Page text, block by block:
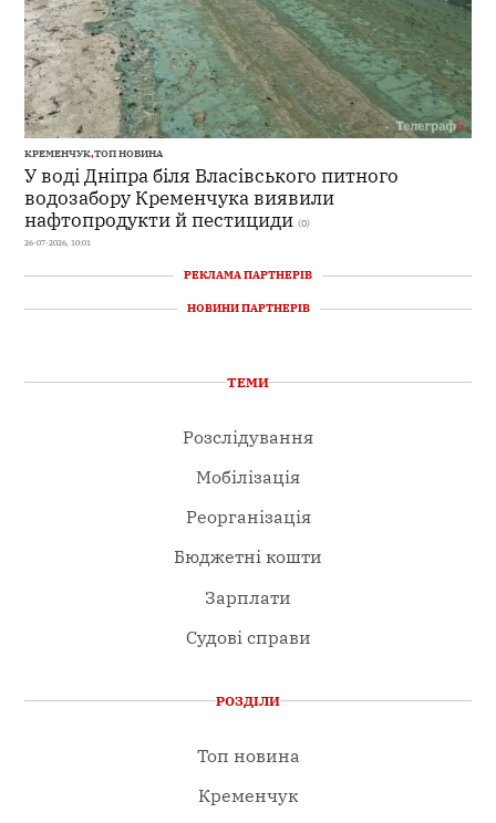
КРЕМЕНЧУК,ТОП НОВИНА
У воді Дніпра біля Власівського питного
водозабору Кременчука виявили
нафтопродукти й пестициди (0)
26-07-2026, 10:01
РЕКЛАМА ПАРТНЕРІВ
НОВИНИ ПАРТНЕРІВ
ТЕМИ
Розслідування
Мобілізація
Реорганізація
Бюджетні кошти
Зарплати
Судові справи
РОЗДІЛИ
Топ новина
Кременчук